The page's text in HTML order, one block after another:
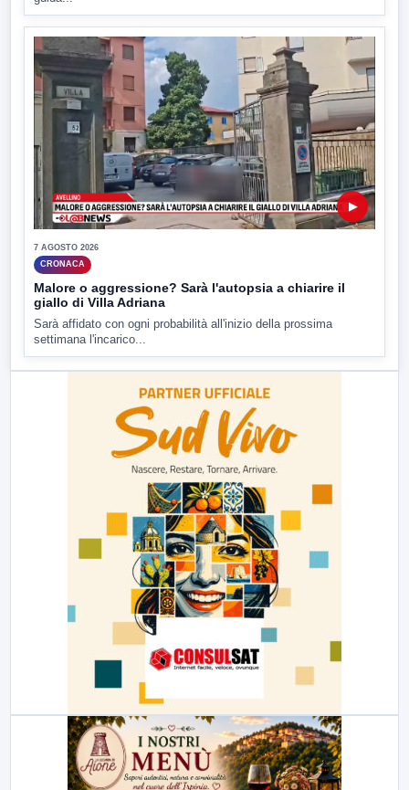
▶
7 AGOSTO 2026
CRONACA
Malore o aggressione? Sarà l'autopsia a chiarire il
giallo di Villa Adriana
Sarà affidato con ogni probabilità all'inizio della prossima
settimana l'incarico...